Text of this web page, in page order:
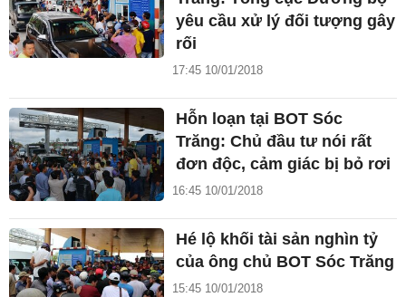
yêu cầu xử lý đối tượng gây
rối
17:45 10/01/2018
Hỗn loạn tại BOT Sóc
Trăng: Chủ đầu tư nói rất
đơn độc, cảm giác bị bỏ rơi
16:45 10/01/2018
Hé lộ khối tài sản nghìn tỷ
của ông chủ BOT Sóc Trăng
15:45 10/01/2018